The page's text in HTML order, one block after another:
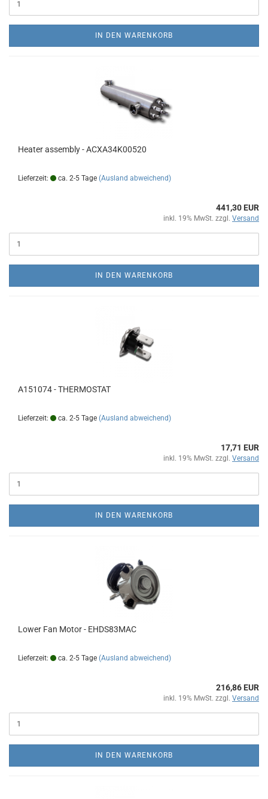
IN DEN WARENKORB
Heater assembly - ACXA34K00520
Lieferzeit: ca. 2-5 Tage (Ausland abweichend)
441,30 EUR
inkl. 19% MwSt. zzgl. Versand
IN DEN WARENKORB
A151074 - THERMOSTAT
Lieferzeit: ca. 2-5 Tage (Ausland abweichend)
17,71 EUR
inkl. 19% MwSt. zzgl. Versand
IN DEN WARENKORB
Lower Fan Motor - EHDS83MAC
Lieferzeit: ca. 2-5 Tage (Ausland abweichend)
216,86 EUR
inkl. 19% MwSt. zzgl. Versand
IN DEN WARENKORB